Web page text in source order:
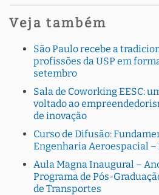
Veja também
São Paulo recebe a
profissões da USP em
setembro
Sala de Coworking EESC:
voltado ao
de inovação
Curso de Difusão:
Engenharia Aeroespacial –
Aula Magna Inaugural –
Programa de Pós-
de Transportes